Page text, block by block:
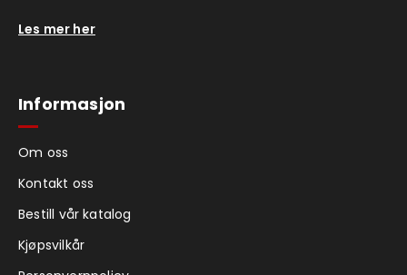
Les mer her
Informasjon
Om oss
Kontakt oss
Bestill vår katalog
Kjøpsvilkår